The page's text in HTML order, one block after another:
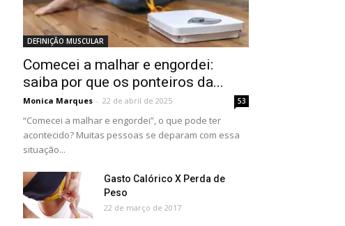
DEFINIÇÃO MUSCULAR
Comecei a malhar e engordei:
saiba por que os ponteiros da...
Monica Marques - 22 de abril de 2025 53
“Comecei a malhar e engordei”, o que pode ter
acontecido? Muitas pessoas se deparam com essa
situação...
Gasto Calórico X Perda de
Peso
22 de março de 2017